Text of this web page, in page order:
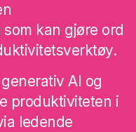
kan gjøre ord
AI og
produktiviteten i
ledende